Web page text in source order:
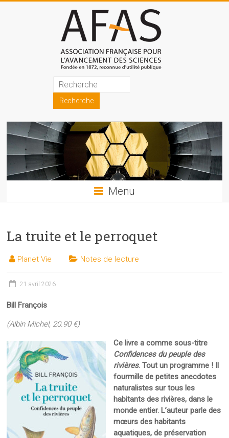
Association
française
pour
l'avancement
des
sciences
les
et
techniques
du
public
Menu
La truite et le perroquet
Planet Vie Notes de lecture
21 avril 2026
Bill François
(Albin Michel, 20.90 €)
Ce livre a comme sous-titre
Confidences du peuple des
rivières. Tout un programme ! Il
fourmille de petites anecdotes
naturalistes sur tous les
habitants des rivières, dans le
monde entier. L’auteur parle des
mœurs des habitants
aquatiques, de préservation